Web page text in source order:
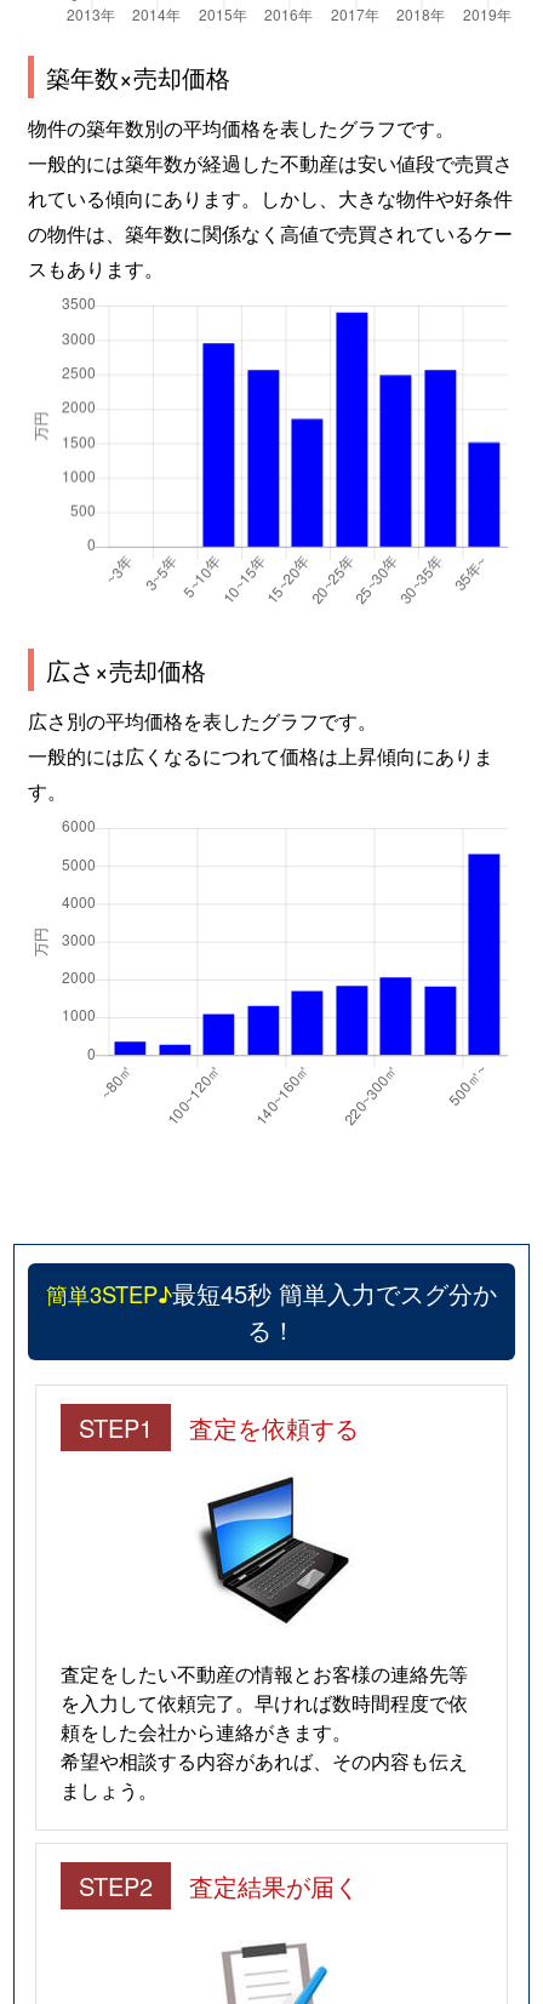
築年数×売却価格
物件の築年数別の平均価格を表したグラフです。
一般的には築年数が経過した不動産は安い値段で売買さ
れている傾向にあります。しかし、大きな物件や好条件
の物件は、築年数に関係なく高値で売買されているケー
スもあります。
広さ×売却価格
広さ別の平均価格を表したグラフです。
一般的には広くなるにつれて価格は上昇傾向にありま
す。
簡単3STEP♪最短45秒 簡単入力でスグ分か
る！
STEP1 査定を依頼する
査定をしたい不動産の情報とお客様の連絡先等
を入力して依頼完了。早ければ数時間程度で依
頼をした会社から連絡がきます。
希望や相談する内容があれば、その内容も伝え
ましょう。
STEP2 査定結果が届く